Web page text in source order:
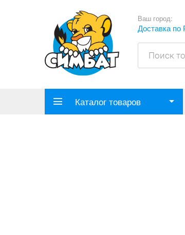
Ваш город:
Доставка по
Каталог товаров